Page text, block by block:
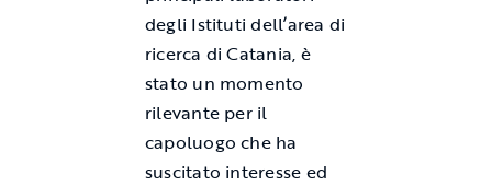
degli Istituti dell’area di
ricerca di Catania, è
stato un momento
rilevante per il
capoluogo che ha
suscitato interesse ed